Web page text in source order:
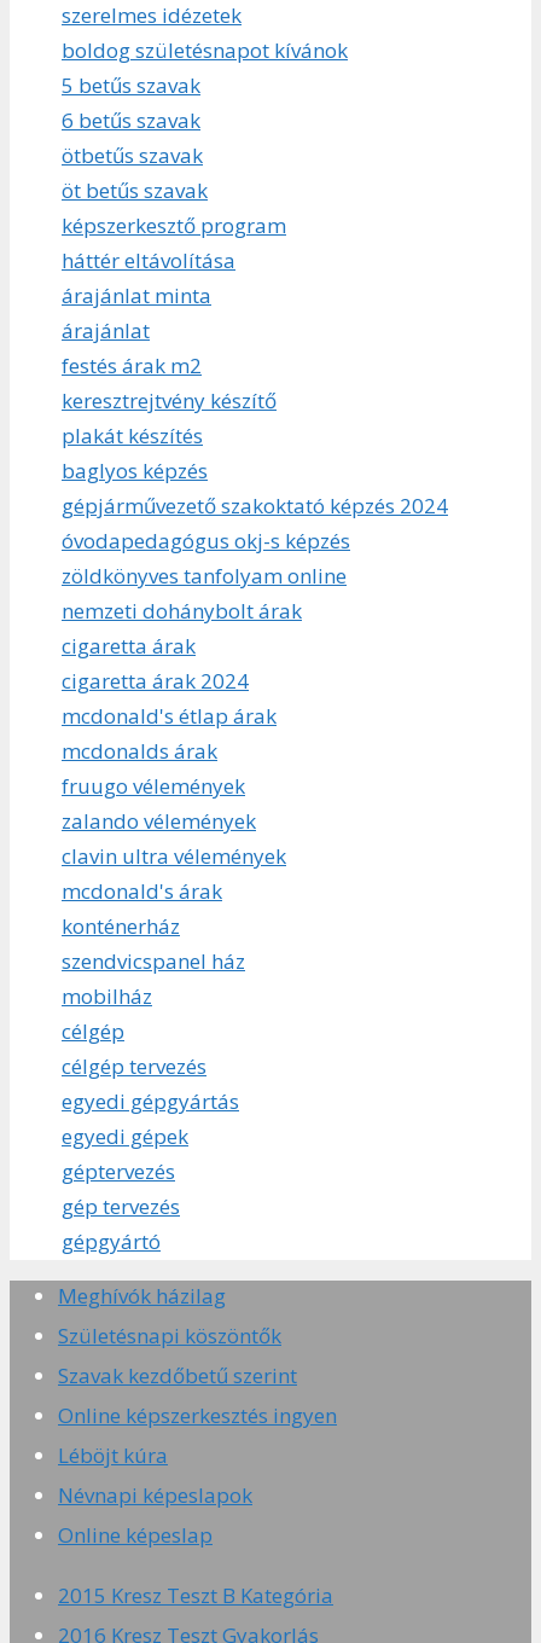
szerelmes idézetek
boldog születésnapot kívánok
5 betűs szavak
6 betűs szavak
ötbetűs szavak
öt betűs szavak
képszerkesztő program
háttér eltávolítása
árajánlat minta
árajánlat
festés árak m2
keresztrejtvény készítő
plakát készítés
baglyos képzés
gépjárművezető szakoktató képzés 2024
óvodapedagógus okj-s képzés
zöldkönyves tanfolyam online
nemzeti dohánybolt árak
cigaretta árak
cigaretta árak 2024
mcdonald's étlap árak
mcdonalds árak
fruugo vélemények
zalando vélemények
clavin ultra vélemények
mcdonald's árak
konténerház
szendvicspanel ház
mobilház
célgép
célgép tervezés
egyedi gépgyártás
egyedi gépek
géptervezés
gép tervezés
gépgyártó
Meghívók házilag
Születésnapi köszöntők
Szavak kezdőbetű szerint
Online képszerkesztés ingyen
Léböjt kúra
Névnapi képeslapok
Online képeslap
2015 Kresz Teszt B Kategória
2016 Kresz Teszt Gyakorlás